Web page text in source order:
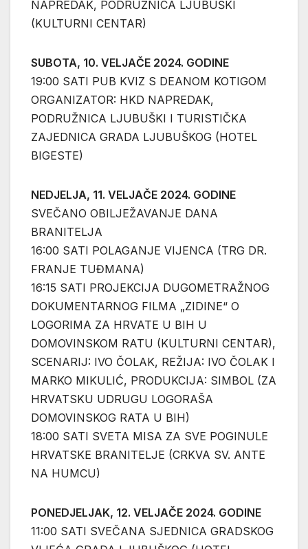
NAPREDAK, PODRUŽNICA LJUBUŠKI
(KULTURNI CENTAR)
SUBOTA, 10. VELJAČE 2024. GODINE
19:00 SATI PUB KVIZ S DEANOM KOTIGOM
ORGANIZATOR: HKD NAPREDAK,
PODRUŽNICA LJUBUŠKI I TURISTIČKA
ZAJEDNICA GRADA LJUBUŠKOG (HOTEL
BIGESTE)
NEDJELJA, 11. VELJAČE 2024. GODINE
SVEČANO OBILJEŽAVANJE DANA
BRANITELJA
16:00 SATI POLAGANJE VIJENCA (TRG DR.
FRANJE TUĐMANA)
16:15 SATI PROJEKCIJA DUGOMETRAŽNOG
DOKUMENTARNOG FILMA „ZIDINE“ O
LOGORIMA ZA HRVATE U BIH U
DOMOVINSKOM RATU (KULTURNI CENTAR),
SCENARIJ: IVO ČOLAK, REŽIJA: IVO ČOLAK I
MARKO MIKULIĆ, PRODUKCIJA: SIMBOL (ZA
HRVATSKU UDRUGU LOGORAŠA
DOMOVINSKOG RATA U BIH)
18:00 SATI SVETA MISA ZA SVE POGINULE
HRVATSKE BRANITELJE (CRKVA SV. ANTE
NA HUMCU)
PONEDJELJAK, 12. VELJAČE 2024. GODINE
11:00 SATI SVEČANA SJEDNICA GRADSKOG